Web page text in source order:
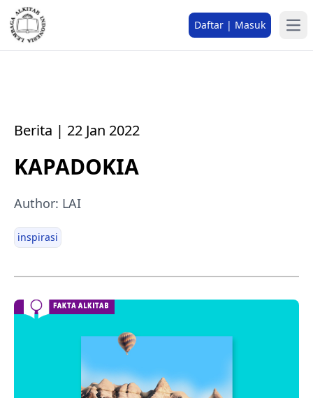
Daftar | Masuk
Berita | 22 Jan 2022
KAPADOKIA
Author: LAI
inspirasi